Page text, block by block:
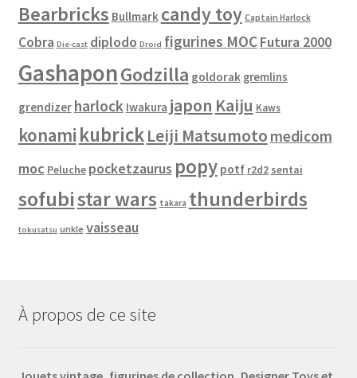
Bearbricks Bullmark candy toy Captain Harlock
Cobra Die-cast diplodo Droid figurines MOCFutura 2000
GashaponGodzilla goldorak gremlins
grendizer harlock Iwakura japon Kaiju Kaws
konami kubrickLeiji Matsumoto medicom
moc Peluche pocketzaurus popy potf r2d2 sentai
sofubistar wars takara thunderbirds
tokusatsu unkle vaisseau
À propos de ce site